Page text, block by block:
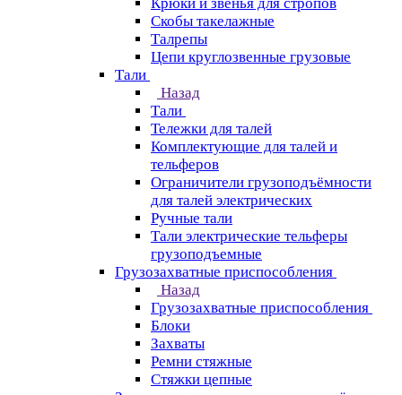
Скобы такелажные
Талрепы
Цепи круглозвенные грузовые
Тали
Назад
Тали
Тележки для талей
Комплектующие для талей и
тельферов
Ограничители грузоподъёмности
для талей электрических
Ручные тали
Тали электрические тельферы
грузоподъемные
Грузозахватные приспособления
Назад
Грузозахватные приспособления
Блоки
Захваты
Ремни стяжные
Стяжки цепные